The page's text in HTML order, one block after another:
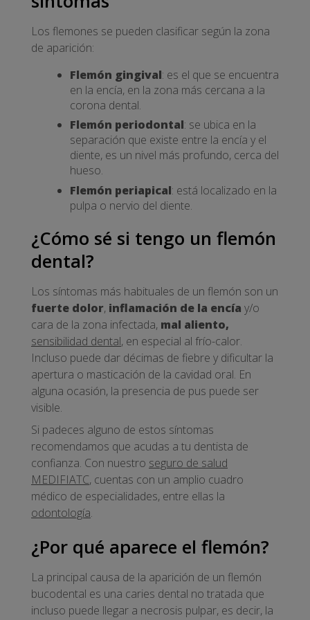
Los flemones se pueden clasificar según la zona
de aparición:
Flemón gingival: es el que se encuentra
en la encía, en la zona más cercana a la
corona dental.
Flemón periodontal: se ubica en la
separación que existe entre la encía y el
diente, es un nivel más profundo, cerca del
hueso.
Flemón periapical: está localizado en la
pulpa o nervio del diente.
¿Cómo sé si tengo un flemón
dental?
Los síntomas más habituales de un flemón son un
fuerte dolor, inflamación de la encía y/o
cara de la zona infectada, mal aliento,
sensibilidad dental, en especial al frío-calor.
Incluso puede dar décimas de fiebre y dificultar la
apertura o masticación de la cavidad oral. En
alguna ocasión, la presencia de pus puede ser
visible.
Si padeces alguno de estos síntomas
recomendamos que acudas a tu dentista de
confianza. Con nuestro seguro de salud
MEDIFIATC, cuentas con un amplio cuadro
médico de especialidades, entre ellas la
odontología.
¿Por qué aparece el flemón?
La principal causa de la aparición de un flemón
bucodental es una caries dental no tratada que
incluso puede llegar a necrosis pulpar, es decir, la